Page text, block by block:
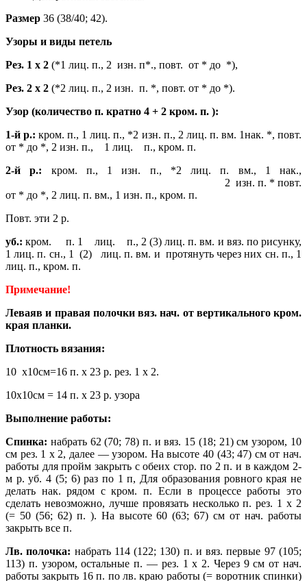
Размер 36 (38/40; 42).
Узоры и виды петель
Рез. 1 х 2 (*1 лиц. п., 2 изн. п*., повт. от * до *),
Рез. 2 х 2 (*2 лиц. п., 2 изн. п. *, повт. от * до *).
Узор (количество п. кратно 4 + 2 кром. п. ):
1-й р.: кром. п., 1 лиц. п., *2 изн. п., 2 лиц. п. вм. 1нак. *, повт.
от * до *, 2 изн. п., 1 лиц. п., кром. п.
2-й р.: кром. п., 1 изн. п., *2 лиц. п. вм., 1 нак.,
2 изн. п. * повт.
от * до *, 2 лиц. п. вм., 1 изн. п., кром. п.
Повт. эти 2 р.
уб.: кром. п. 1 лиц. п., 2 (3) лиц. п. вм. и вяз. по рисунку,
1 лиц. п. сн., 1 (2) лиц. п.вм. и протянуть через них сн. п., 1
лиц. п., кром. п.
Примечание!
Леваяв и правая полочки вяз. нач. от вертикального кром.
края планки.
Плотность вязания:
10 х10см=16 п. х 23 р. рез. 1 х 2.
10х10см = 14 п. х 23 р. узора
Выполнение работы:
Спинка: набрать 62 (70; 78) п. и вяз. 15 (18; 21) см узором, 10
см рез. 1 х 2, далее — узором. На высоте 40 (43; 47) см от нач.
работы для пройм закрыть с обеих стор. по 2 п. и в каждом 2-
м р. уб. 4 (5; 6) раз по 1 п, Для образования ровного края не
делать нак. рядом с кром. п. Если в процессе работы это
сделать невозможно, лучше провязать несколько п. рез. 1 х 2
(= 50 (56; 62) п. ). На высоте 60 (63; 67) см от нач. работы
закрыть все п.
Лв. полочка: набрать 114 (122; 130) п. и вяз. первые 97 (105;
113) п. узором,остальные п. — рез. 1 х 2. Через 9 см от нач.
работы закрыть 16 п. по лв. краю работы (= воротник спинки)